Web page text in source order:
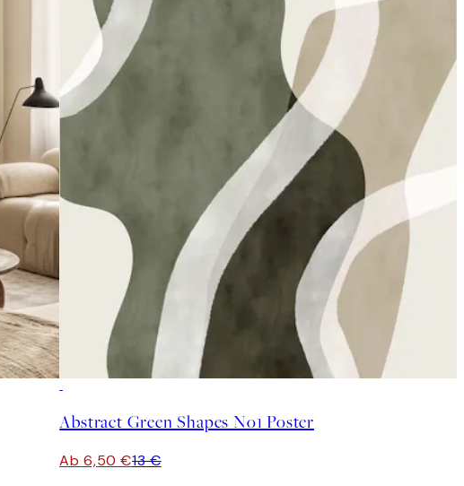
Abstract Green Shapes No1 Poster
Ab 6,50 €13 €